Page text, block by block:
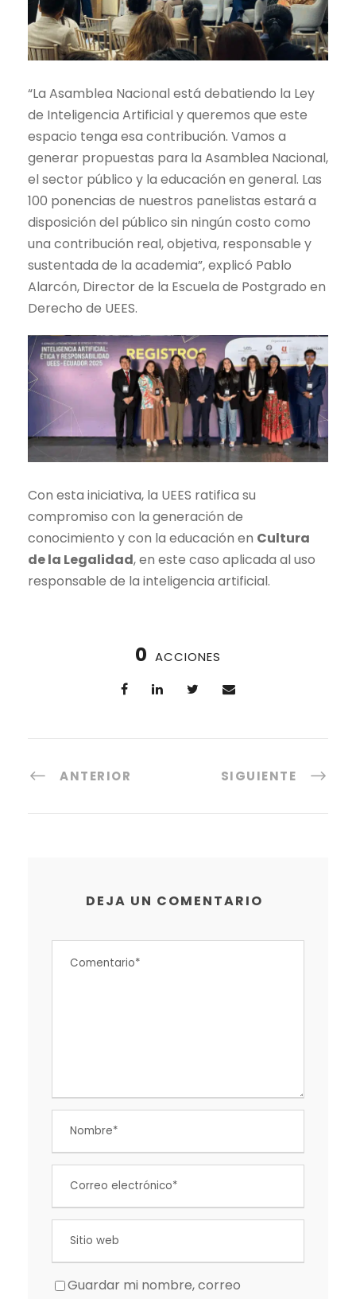
“La Asamblea Nacional está debatiendo la Ley
de Inteligencia Artificial y queremos que este
espacio tenga esa contribución. Vamos a
generar propuestas para la Asamblea Nacional,
el sector público y la educación en general. Las
100 ponencias de nuestros panelistas estará a
disposición del público sin ningún costo como
una contribución real, objetiva, responsable y
sustentada de la academia”, explicó Pablo
Alarcón, Director de la Escuela de Postgrado en
Derecho de UEES.
Con esta iniciativa, la UEES ratifica su
compromiso con la generación de
conocimiento y con la educación en Cultura
de la Legalidad, en este caso aplicada al uso
responsable de la inteligencia artificial.
0 ACCIONES
ANTERIOR SIGUIENTE
DEJA UN COMENTARIO
Guardar mi nombre, correo